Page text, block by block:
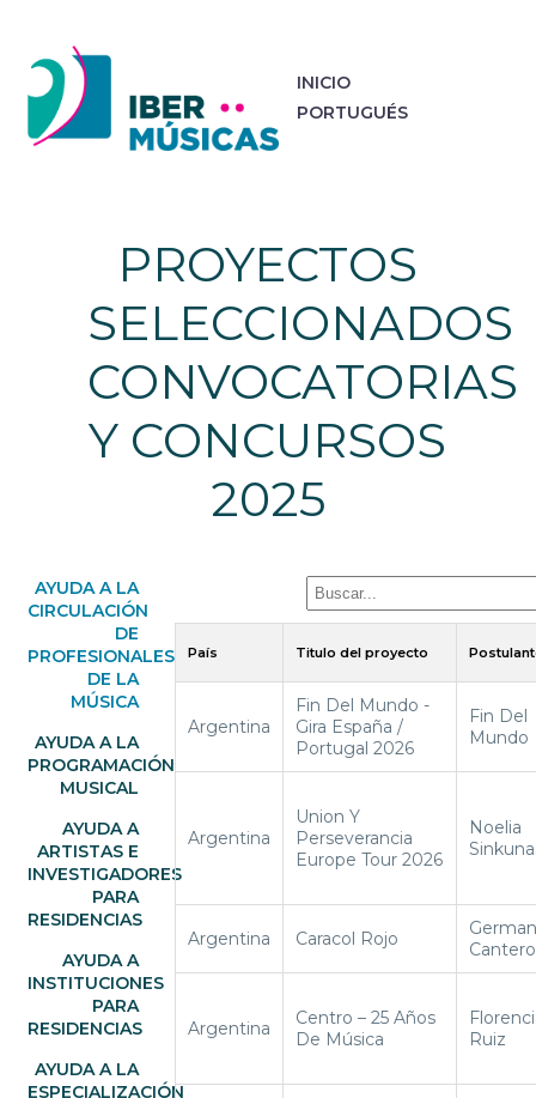
INICIO
PORTUGUÉS
PROYECTOS
SELECCIONADOS
CONVOCATORIAS
Y CONCURSOS
2025
AYUDA A LA
CIRCULACIÓN
DE
PROFESIONALES
DE LA
MÚSICA
AYUDA A LA
PROGRAMACIÓN
MUSICAL
AYUDA A
ARTISTAS E
INVESTIGADORES
PARA
RESIDENCIAS
AYUDA A
INSTITUCIONES
PARA
RESIDENCIAS
AYUDA A LA
ESPECIALIZACIÓN
País Titulo del proyecto
Argentina
Fin Del Mundo -
Gira España /
Portugal 2026
Fin Del
Mundo
Argentina
Union Y
Perseverancia
Europe Tour 2026
Noelia
Argentina Caracol Rojo
German
Cantero
Argentina
Centro – 25 Años
De Música
Ruiz